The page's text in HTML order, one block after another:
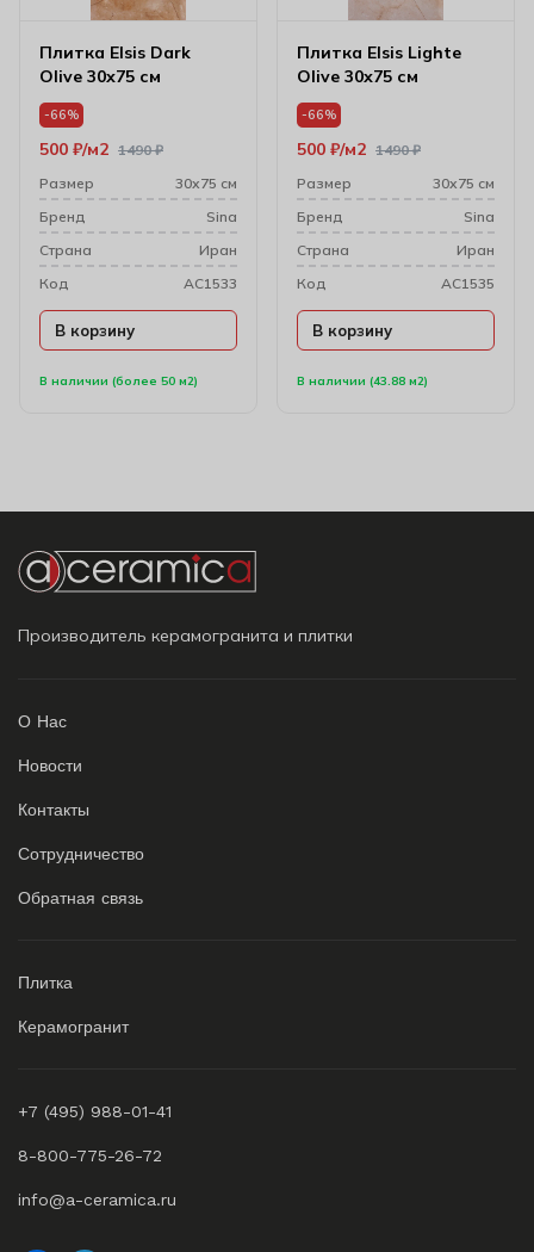
Плитка Elsis Dark
Olive 30х75 см
В наличии (более 50 м2)
-66%
1490₽
500 ₽ м2
Размер
30х75 см
Бренд
Sina
Cтрана
Иран
Код
AC1533
В корзину
Плитка Elsis Lighte
Olive 30х75 см
В наличии (43.88 м2)
-66%
1490₽
500 ₽ м2
Размер
30х75 см
Бренд
Sina
Cтрана
Иран
Код
AC1535
В корзину
Производитель керамогранита и плитки
О Нас
Новости
Контакты
Сотрудничество
Обратная связь
Плитка
Керамогранит
+7 (495) 988-01-41
8-800-775-26-72
info@a-ceramica.ru